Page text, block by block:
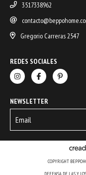
3517338962
Gregorio Carreras 2547
REDES SOCIALES
NEWSLETTER
COPYRIGHT
DEFENSA DE LAS Y